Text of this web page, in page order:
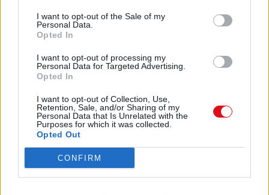
I want to opt-out of the Sale of my
Personal Data.
Opted In
I want to opt-out of processing my
Personal Data for Targeted Advertising.
Opted In
I want to opt-out of Collection, Use,
Retention, Sale, and/or Sharing of my
Personal Data that Is Unrelated with the
Purposes for which it was collected.
Opted Out
CONFIRM
Crea una cuenta Caja PDF
Contraseña perdida
Preferencias de usuario
Este dia
20252024 2023 2022 2021 2020 20192018 20172016
2014 20132012
Búsqueda en documentos públicos